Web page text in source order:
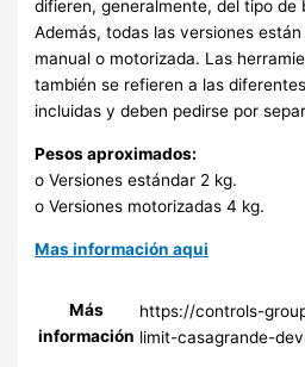
difieren, generalmente, del tipo de
Además, todas las versiones
manual o motorizada. Las
también se refieren a las
incluidas y deben pedirse por
Pesos aproximados:
o Versiones estándar 2 kg.
o Versiones motorizadas 4 kg.
Mas información aqui
Más
información
https://controls-
limit-casagrande-